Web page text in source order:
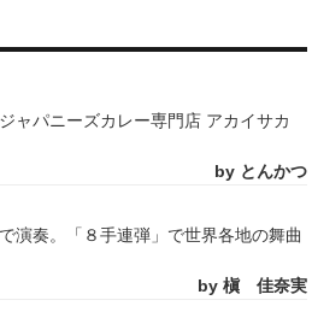
ャパニーズカレー専門店 アカイサカ
by とんかつ
演奏。「８手連弾」で世界各地の舞曲
by 槇 佳奈実